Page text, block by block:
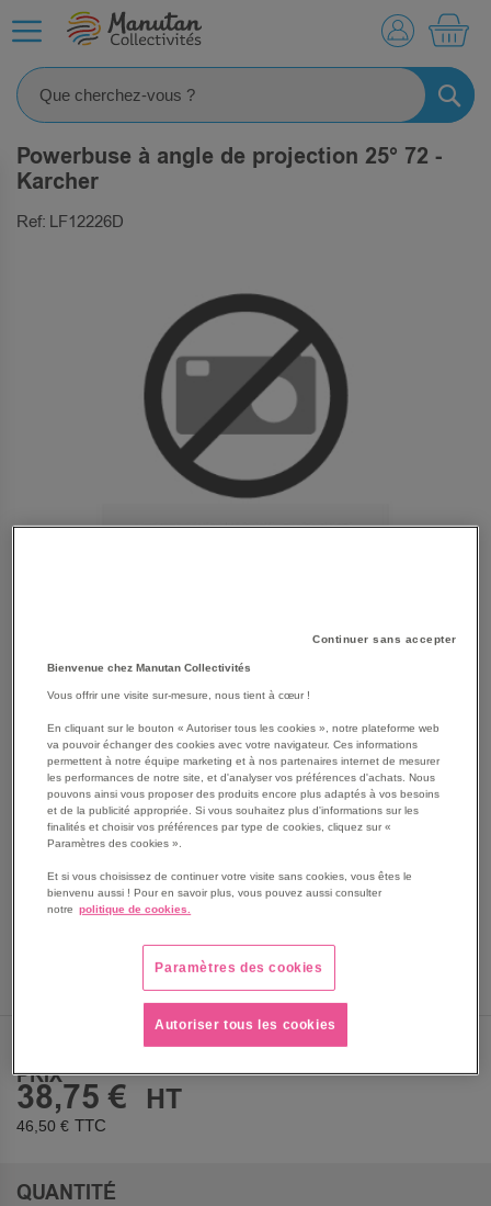
Powerbuse à angle de projection 25° 72 -
Karcher
Ref: LF12226D
SKIP
BEGINNING
Les avantages
La buse à jet plat à angle de jet de 25° offre un grand
rendement surfacique et élimine en un tour de main les
salissures tenaces.
PRIX
38,75 €
46,50 €
QUANTITÉ
Continuer sans accepter
Bienvenue chez Manutan Collectivités
Vous offrir une visite sur-mesure, nous tient à cœur !
En cliquant sur le bouton « Autoriser tous les cookies », notre plateforme web
va pouvoir échanger des cookies avec votre navigateur. Ces informations
permettent à notre équipe marketing et à nos partenaires internet de mesurer
les performances de notre site, et d'analyser vos préférences d'achats. Nous
pouvons ainsi vous proposer des produits encore plus adaptés à vos besoins
et de la publicité appropriée. Si vous souhaitez plus d'informations sur les
finalités et choisir vos préférences par type de cookies, cliquez sur «
Paramètres des cookies ».
Et si vous choisissez de continuer votre visite sans cookies, vous êtes le
bienvenu aussi ! Pour en savoir plus, vous pouvez aussi consulter
notre politique de cookies.
Paramètres des cookies
Autoriser tous les cookies